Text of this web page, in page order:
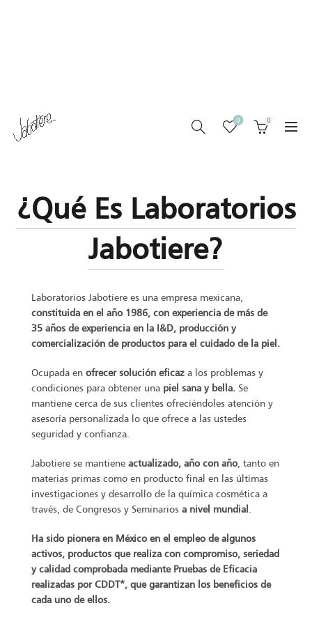
0 0
¿Qué Es Laboratorios
Jabotiere?
Laboratorios Jabotiere es una empresa mexicana,
constituida en el año 1986, con experiencia de más de
35 años de experiencia en la I&D, producción y
comercialización de productos para el cuidado de la piel.
Ocupada en ofrecer solución eficaz a los problemas y
condiciones para obtener una piel sana y bella. Se
mantiene cerca de sus clientes ofreciéndoles atención y
asesoría personalizada lo que ofrece a las ustedes
seguridad y confianza.
Jabotiere se mantiene actualizado, año con año , tanto en
materias primas como en producto final en las últimas
investigaciones y desarrollo de la química cosmética a
través, de Congresos y Seminarios a nivel mundial
Ha sido pionera en México en el empleo de algunos
activos, productos que realiza con compromiso, seriedad
y calidad comprobada mediante Pruebas de Eficacia
realizadas por CDDT*, que garantizan los beneficios de
cada uno de ellos.